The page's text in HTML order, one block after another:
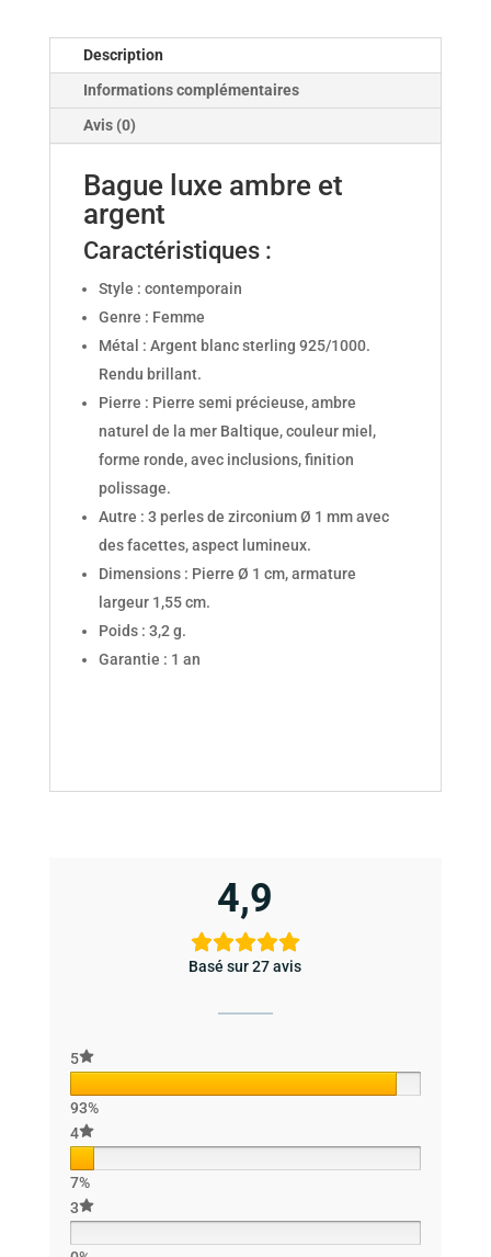
Description
Informations complémentaires
Avis (0)
Bague luxe ambre et
argent
Caractéristiques :
Style : contemporain
Genre : Femme
Métal : Argent blanc sterling 925/1000.
Rendu brillant.
Pierre : Pierre semi précieuse, ambre
naturel de la mer Baltique, couleur miel,
forme ronde, avec inclusions, finition
polissage.
Autre : 3 perles de zirconium Ø 1 mm avec
des facettes, aspect lumineux.
Dimensions : Pierre Ø 1 cm, armature
largeur 1,55 cm.
Poids : 3,2 g.
Garantie : 1 an
4,9
Basé sur 27 avis
5
93%
4
7%
3